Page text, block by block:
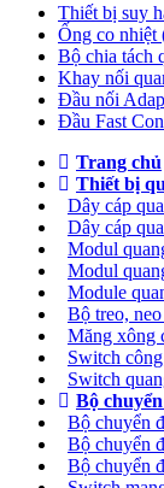
Thiết bị suy
Ống co nhiệt
Bộ chia tách
Khay nối
Đầu nối
Đầu Fast
Trang chủ
Thiết bị
Dây cáp
Dây cáp
Modul
Modul
Module
Bộ treo,
Măng xông
Switch
Switch
Bộ
Bộ chuyển
Bộ chuyển
Bộ chuyển